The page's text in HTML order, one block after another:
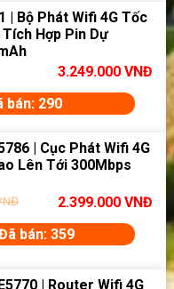
| Bộ Phát Wifi 4G Tốc
Hợp Pin Dự
3.249.000 VNĐ
bán: 290
| Cục Phát Wifi 4G
Lên Tới 300Mbps
2.399.000 VNĐ
bán: 359
| Router Wifi 4G